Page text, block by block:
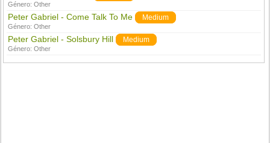
Género:Other
Peter Gabriel - Come Talk To Me Medium
Género:Other
Peter Gabriel - Solsbury Hill Medium
Género:Other